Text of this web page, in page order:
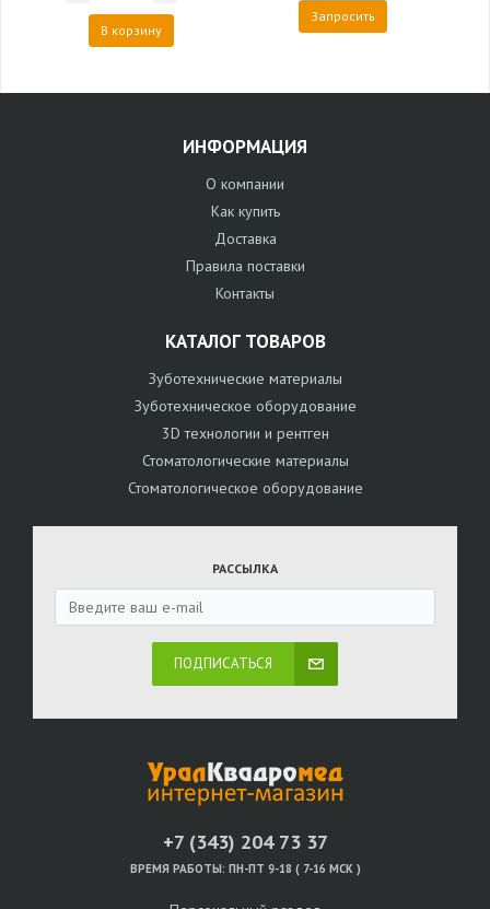
В корзину
Запросить
ИНФОРМАЦИЯ
О компании
Как купить
Доставка
Правила поставки
Контакты
КАТАЛОГ ТОВАРОВ
Зуботехнические материалы
Зуботехническое оборудование
3D технологии и рентген
Стоматологические материалы
Стоматологическое оборудование
РАССЫЛКА
ПОДПИСАТЬСЯ
+7 (343) 204 73 37
ВРЕМЯ РАБОТЫ: ПН-ПТ 9-18 ( 7-16 МСК )